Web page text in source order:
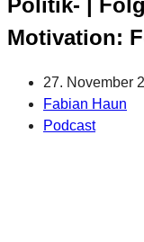
Politik- |
Motivation:
27. November
Fabian Haun
Podcast